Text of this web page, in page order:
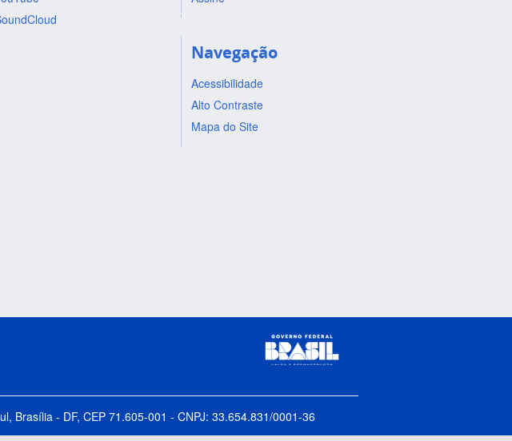
Navegação
Acessibilidade
Alto Contraste
Mapa do Site
Brasília - DF, CEP 71.605-001 - CNPJ: 33.654.831/0001-36